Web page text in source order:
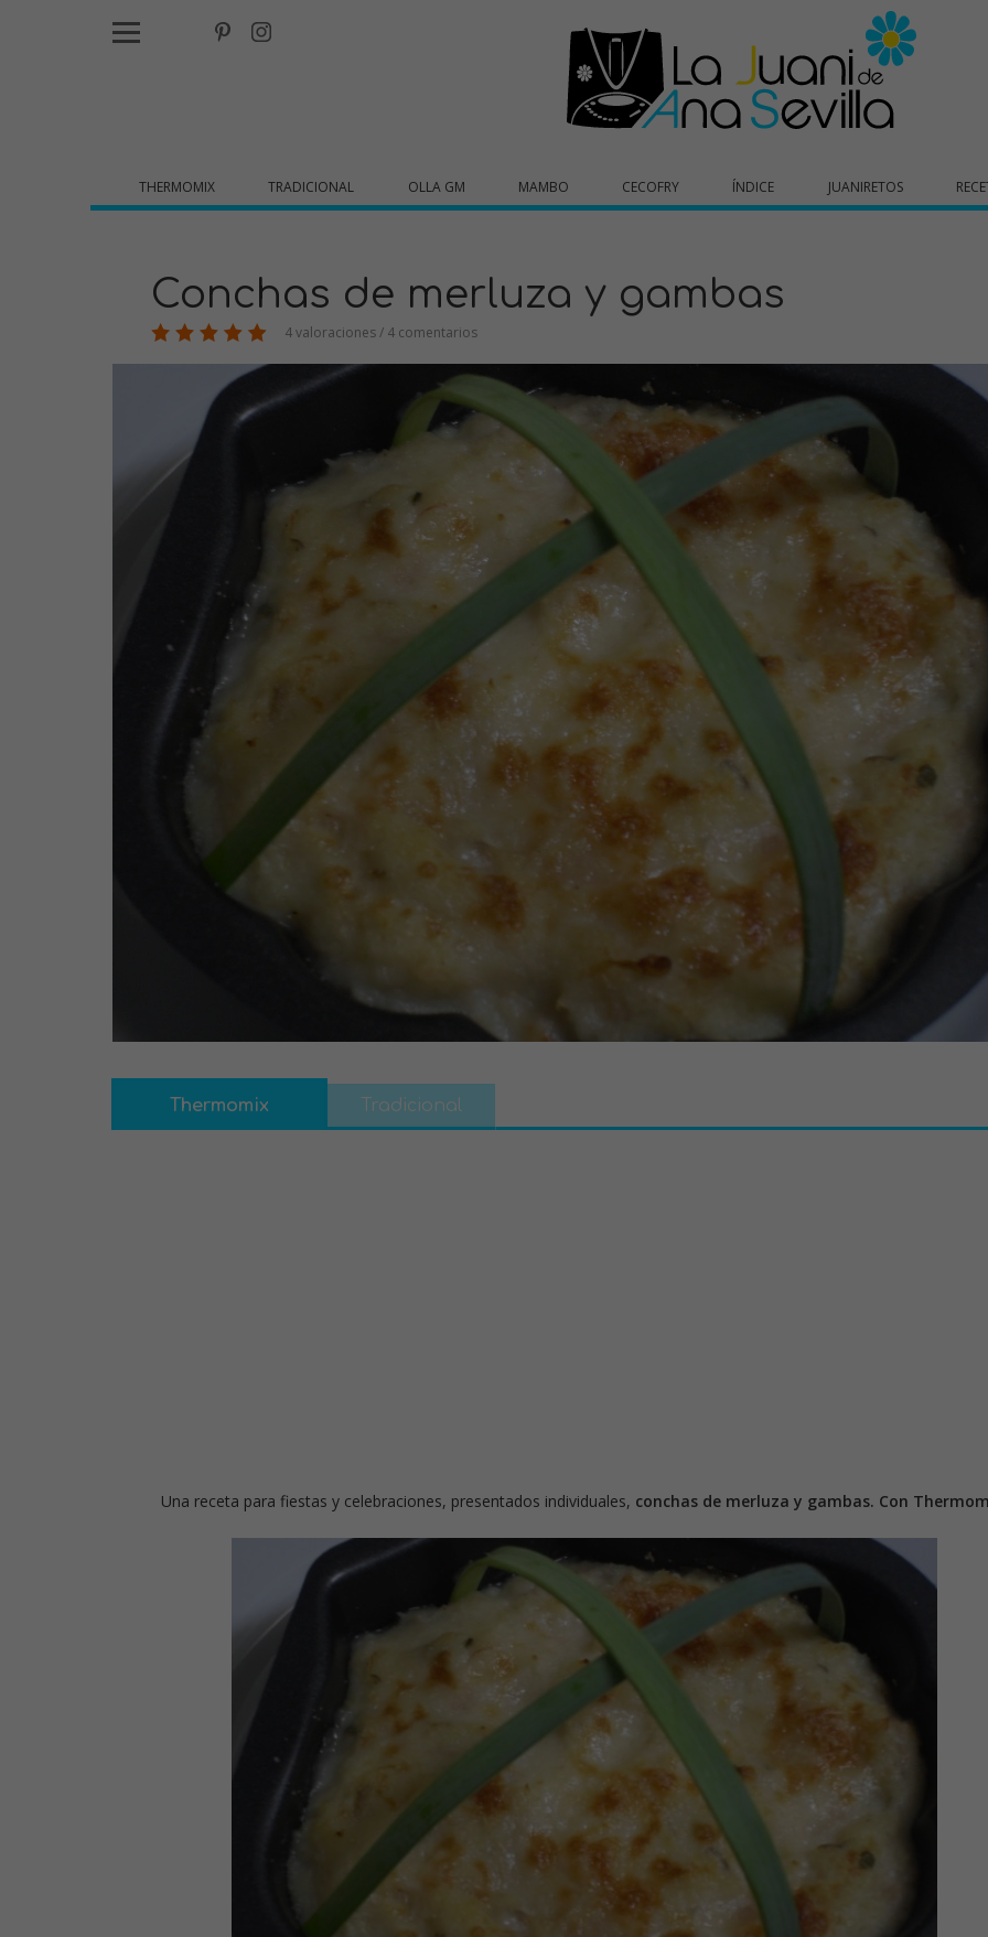
THERMOMIX TRADICIONAL OLLA GM MAMBO CECOFRY ÍNDICE JUANIRETOS
Conchas de merluza y gambas
4 valoraciones / 4 comentarios
Thermomix Tradicional
Una receta para fiestas y celebraciones, presentados individuales, conchas de merluza y gambas. Con